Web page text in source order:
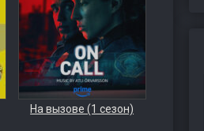
На вызове (1 сезон)